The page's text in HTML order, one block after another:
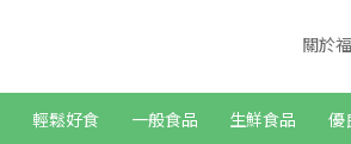
關於
輕鬆好食 一般食品 生鮮食品 優